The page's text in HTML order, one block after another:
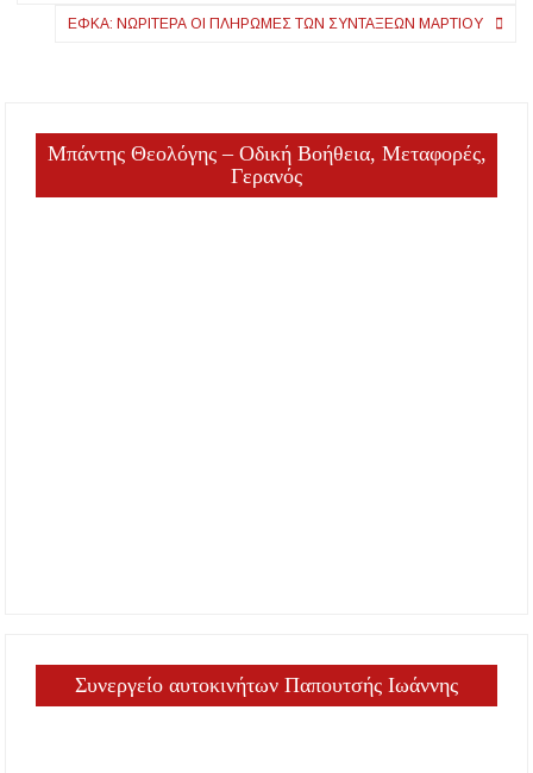
ΕΦΚΑ: ΝΩΡΊΤΕΡΑ ΟΙ ΠΛΗΡΩΜΈΣ ΤΩΝ ΣΥΝΤΆΞΕΩΝ ΜΑΡΤΊΟΥ
Μπάντης Θεολόγης – Οδική Βοήθεια, Μεταφορές,
Γερανός
Συνεργείο αυτοκινήτων Παπουτσής Ιωάννης